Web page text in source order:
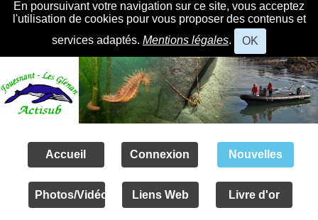
En poursuivant votre navigation sur ce site, vous acceptez
l'utilisation de cookies pour vous proposer des contenus et
services adaptés. Mentions légales. OK
Accueil Connexion Nouvelles
Photos/Vidéos Liens Web Livre d'or